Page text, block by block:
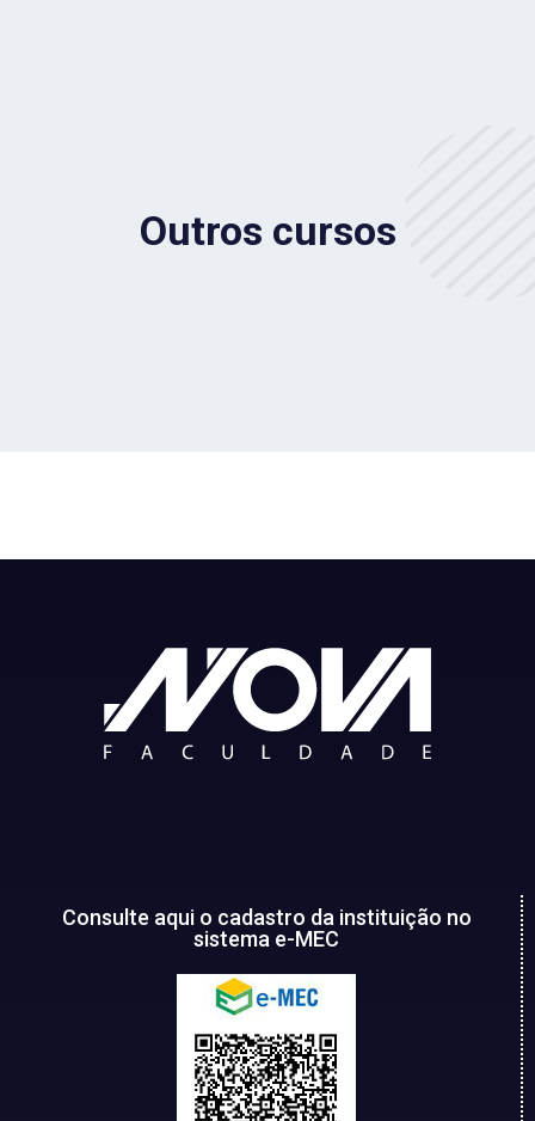
Outros cursos
Consulte aqui o cadastro da instituição no
sistema e-MEC